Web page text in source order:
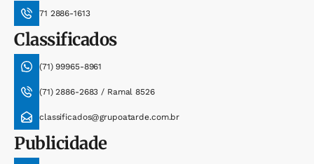
71 2886-1613
Classificados
(71) 99965-8961
(71) 2886-2683 / Ramal 8526
classificados@grupoatarde.com.br
Publicidade